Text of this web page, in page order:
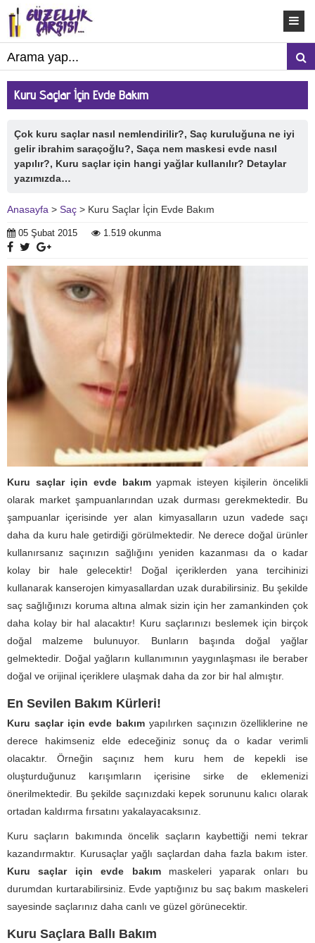
Kuru Saçlar İçin Evde Bakım
Çok kuru saçlar nasıl nemlendirilir?, Saç kuruluğuna ne iyi
gelir ibrahim saraçoğlu?, Saça nem maskesi evde nasıl
yapılır?, Kuru saçlar için hangi yağlar kullanılır? Detaylar
yazımızda…
Anasayfa > Saç > Kuru Saçlar İçin Evde Bakım
05 Şubat 2015 1.519 okunma
Kuru saçlar için evde bakımyapmak isteyen kişilerin öncelikli
olarak market şampuanlarından uzak durması gerekmektedir. Bu
şampuanlar içerisinde yer alan kimyasalların uzun vadede saçı
daha da kuru hale getirdiği görülmektedir. Ne derece doğal ürünler
kullanırsanız saçınızın sağlığını yeniden kazanması da o kadar
kolay bir hale gelecektir! Doğal içeriklerden yana tercihinizi
kullanarak kanserojen kimyasallardan uzak durabilirsiniz. Bu şekilde
saç sağlığınızı koruma altına almak sizin için her zamankinden çok
daha kolay bir hal alacaktır! Kuru saçlarınızı beslemek için birçok
doğal malzeme bulunuyor. Bunların başında doğal yağlar
gelmektedir. Doğal yağların kullanımının yaygınlaşması ile beraber
doğal ve orijinal içeriklere ulaşmak daha da zor bir hal almıştır.
En Sevilen Bakım Kürleri!
Kuru saçlar için evde bakım yapılırken saçınızın özelliklerine ne
derece hakimseniz elde edeceğiniz sonuç da o kadar verimli
olacaktır. Örneğin saçınız hem kuru hem de kepekli ise
oluşturduğunuz karışımların içerisine sirke de eklemenizi
önerilmektedir. Bu şekilde saçınızdaki kepek sorununu kalıcı olarak
ortadan kaldırma fırsatını yakalayacaksınız.
Kuru saçların bakımında öncelik saçların kaybettiği nemi tekrar
kazandırmaktır. Kurusaçlar yağlı saçlardan daha fazla bakım ister.
Kuru saçlar için evde bakımmaskeleri yaparak onları bu
durumdan kurtarabilirsiniz. Evde yaptığınız bu saç bakım maskeleri
sayesinde saçlarınız daha canlı ve güzel görünecektir.
Kuru Saçlara Ballı Bakım